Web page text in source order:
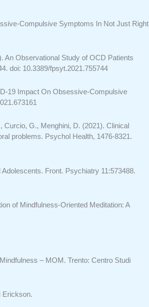
Compulsive Symptoms In Not Just Right
An Observational Study of OCD Patients
doi: 10.3389/fpsyt.2021.755744
19 Impact On Obsessive-Compulsive
G., Menghini, D. (2021). Clinical
problems. Psychol Health, 1476-8321.
Front. Psychiatry 11:573488.
of Mindfulness-Oriented Meditation: A
– MOM. Trento: Centro Studi
Erickson.